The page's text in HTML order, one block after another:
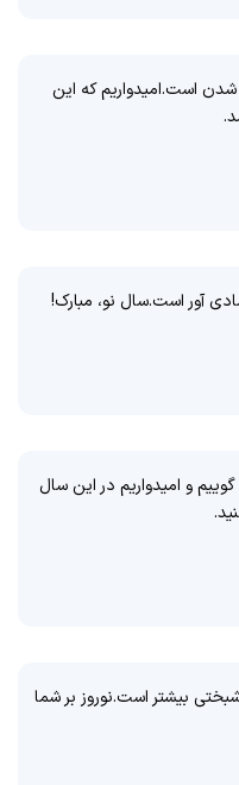
شدن است.امیدواریم که این
آور است.سال نو، مبارک!
و امیدواریم در این سال
بیشتر است.نوروز بر شما